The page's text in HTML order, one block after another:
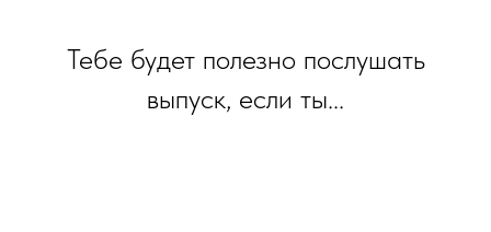
Тебе будет полезно послушать
выпуск, если ты...